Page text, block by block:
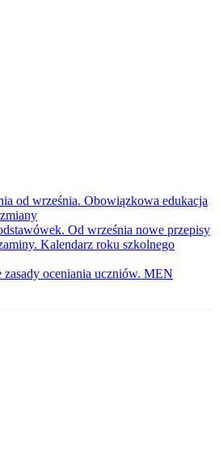
od września. Obowiązkowa edukacja
Od września nowe przepisy
Kalendarz roku szkolnego
oceniania uczniów. MEN